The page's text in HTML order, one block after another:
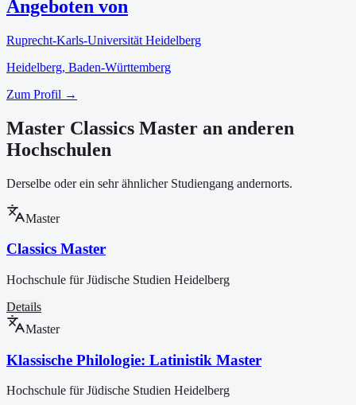
Angeboten von
Ruprecht-Karls-Universität Heidelberg
Heidelberg, Baden-Württemberg
Zum Profil →
Master Classics Master an anderen
Hochschulen
Derselbe oder ein sehr ähnlicher Studiengang andernorts.
Master
Classics Master
Hochschule für Jüdische Studien Heidelberg
Details
Master
Klassische Philologie: Latinistik Master
Hochschule für Jüdische Studien Heidelberg